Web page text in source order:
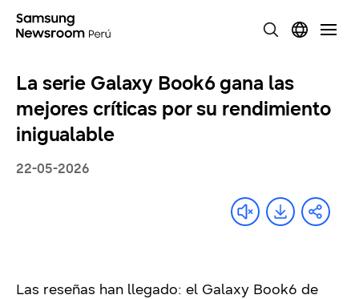
La serie Galaxy Book6 gana las
mejores críticas por su rendimiento
inigualable
22-05-2026
Las reseñas han llegado: el Galaxy Book6 de